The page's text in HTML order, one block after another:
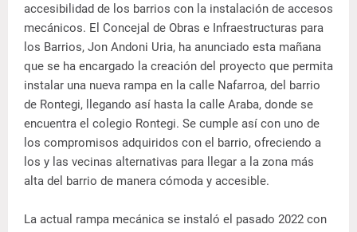
accesibilidad de los barrios con la instalación de accesos
mecánicos. El Concejal de Obras e Infraestructuras para
los Barrios, Jon Andoni Uria, ha anunciado esta mañana
que se ha encargado la creación del proyecto que permita
instalar una nueva rampa en la calle Nafarroa, del barrio
de Rontegi, llegando así hasta la calle Araba, donde se
encuentra el colegio Rontegi. Se cumple así con uno de
los compromisos adquiridos con el barrio, ofreciendo a
los y las vecinas alternativas para llegar a la zona más
alta del barrio de manera cómoda y accesible.
La actual rampa mecánica se instaló el pasado 2022 con